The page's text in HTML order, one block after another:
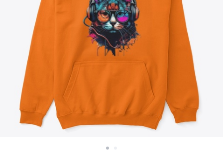
Verkoop overal
Verkoop alles